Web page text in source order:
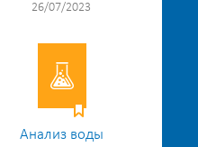
26/07/2023
Анализ воды